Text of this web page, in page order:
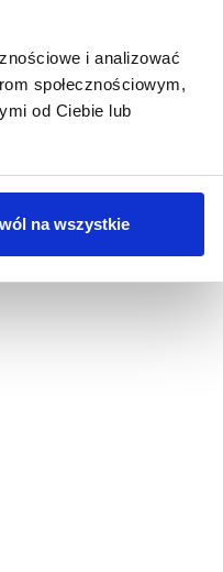
i analizować
społecznościowym,
od Ciebie lub
na wszystkie
Bezpłatny
Dołącz do ponad 7000